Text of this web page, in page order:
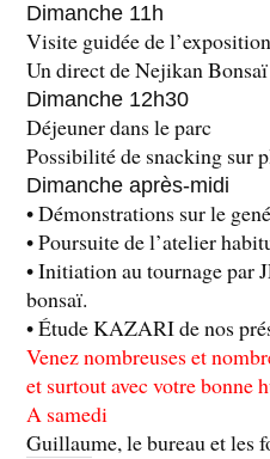
Dimanche 11h
Visite guidée de l’exposition
Un direct de Nejikan Bonsaï
Dimanche 12h30
Déjeuner dans le parc
Possibilité de snacking sur
Dimanche après-midi
• Démonstrations sur le
• Poursuite de l’atelier
• Initiation au tournage par
bonsaï.
• Étude KAZARI de nos
Venez nombreuses et
et surtout avec votre bonne
A samedi
Guillaume, le bureau et les